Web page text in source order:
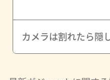
カメラは割れたら隠